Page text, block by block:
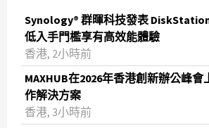
Synology® 群暉科技發表
低入手門檻享有高效能體驗
香港, 2小時前
MAXHUB在2026年香港創新辦公峰
作解決方案
香港, 3小時前